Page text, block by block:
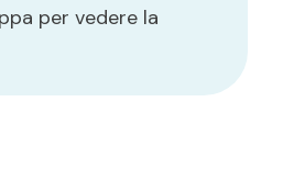
per vedere la